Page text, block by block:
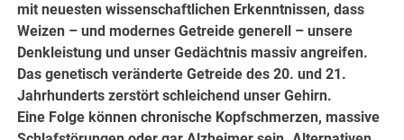
mit neuesten wissenschaftlichen Erkenntnissen, dass
Weizen – und modernes Getreide generell – unsere
Denkleistung und unser Gedächtnis massiv angreifen.
Das genetisch veränderte Getreide des 20. und 21.
Jahrhunderts zerstört schleichend unser Gehirn.
Eine Folge können chronische Kopfschmerzen, massive